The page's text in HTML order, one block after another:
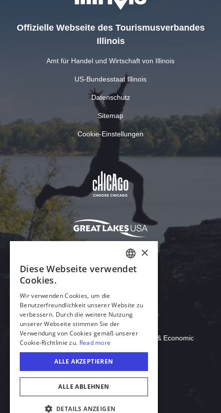
Offizielle Webseite des Tourismusverbandes
Illinois
Amt für Handel und Wirtschaft von Illinois
US-Bundesstaat Illinois
Datenschutz
Sitemap
Cookie-Einstellungen
Acrobat Reader herunterladen
© 2026 Illinois Department of Commerce & Economic
Deutsch